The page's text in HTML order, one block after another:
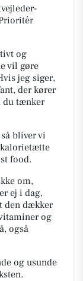
og
vil gøre
jeg siger,
der kører
du tænker
bliver vi
food.
om,
ej i dag,
den dækker
og
også
og usunde